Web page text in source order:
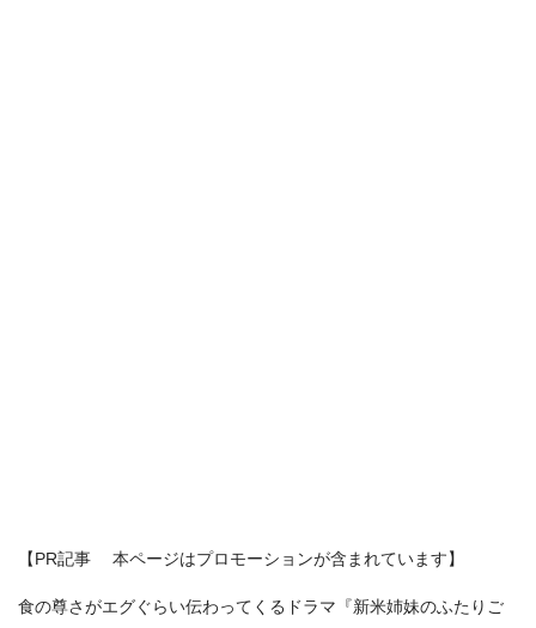
【PR記事 本ページはプロモーションが含まれています】
食の尊さがエグぐらい伝わってくるドラマ『新米姉妹のふたりご